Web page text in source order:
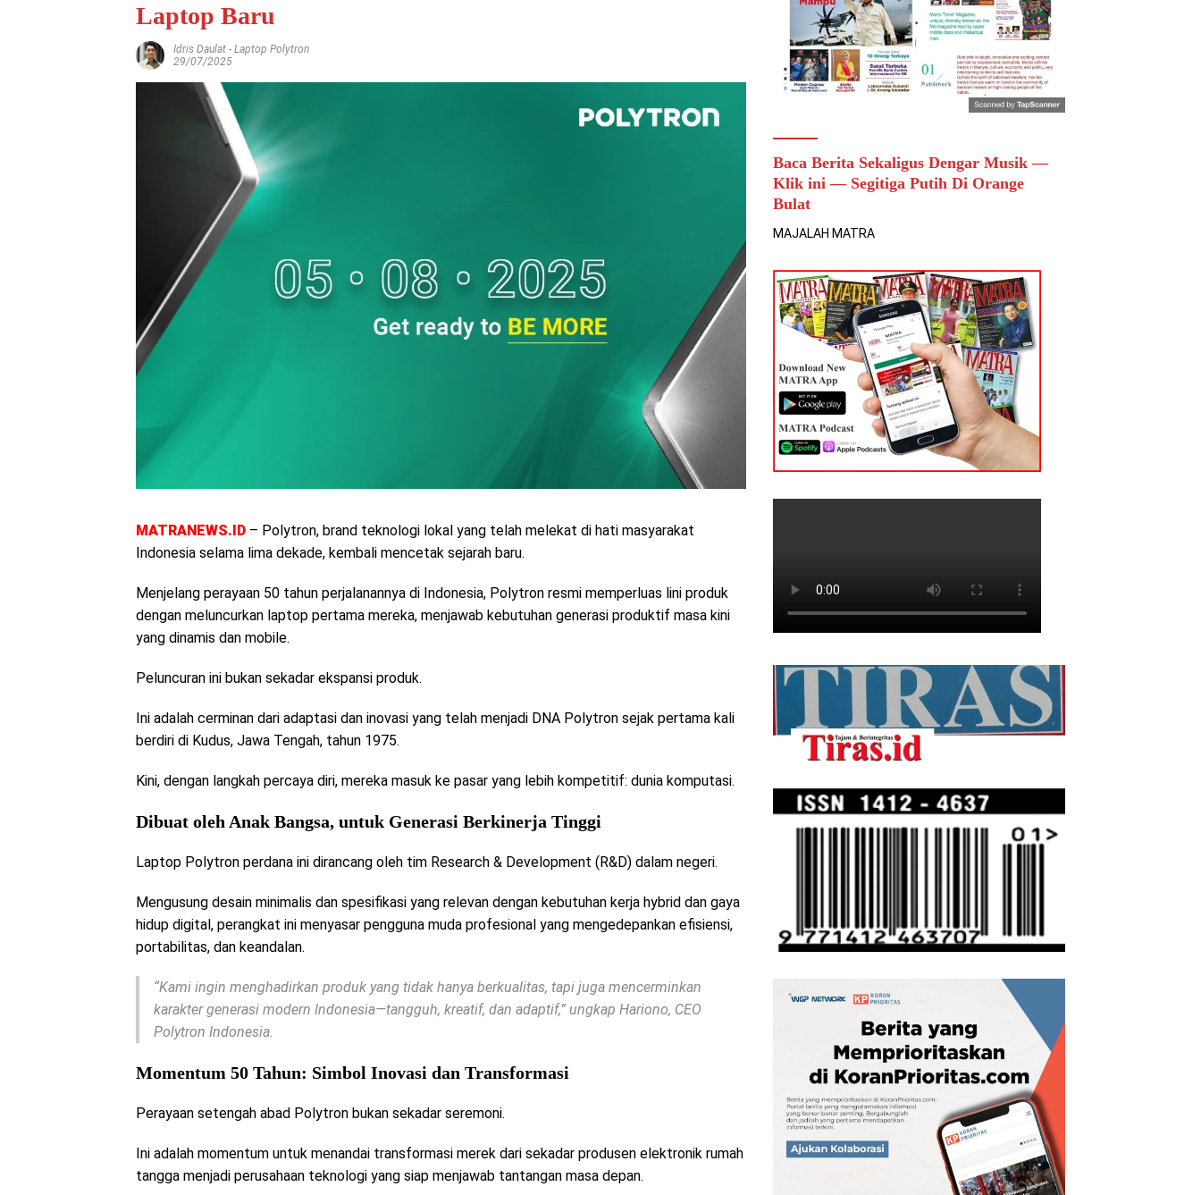
Laptop Baru
Idris Daulat - Laptop Polytron
29/07/2025
MATRANEWS.ID – Polytron, brand teknologi lokal yang telah melekat di hati masyarakat
Indonesia selama lima dekade, kembali mencetak sejarah baru.
Menjelang perayaan 50 tahun perjalanannya di Indonesia, Polytron resmi memperluas lini produk
dengan meluncurkan laptop pertama mereka, menjawab kebutuhan generasi produktif masa kini
yang dinamis dan mobile.
Peluncuran ini bukan sekadar ekspansi produk.
Ini adalah cerminan dari adaptasi dan inovasi yang telah menjadi DNA Polytron sejak pertama kali
berdiri di Kudus, Jawa Tengah, tahun 1975.
Kini, dengan langkah percaya diri, mereka masuk ke pasar yang lebih kompetitif: dunia komputasi.
Dibuat oleh Anak Bangsa, untuk Generasi Berkinerja Tinggi
Laptop Polytron perdana ini dirancang oleh tim Research & Development (R&D) dalam negeri.
Mengusung desain minimalis dan spesifikasi yang relevan dengan kebutuhan kerja hybrid dan gaya
hidup digital, perangkat ini menyasar pengguna muda profesional yang mengedepankan efisiensi,
portabilitas, dan keandalan.
“Kami ingin menghadirkan produk yang tidak hanya berkualitas, tapi juga mencerminkan
karakter generasi modern Indonesia—tangguh, kreatif, dan adaptif,” ungkap Hariono, CEO
Polytron Indonesia.
Momentum 50 Tahun: Simbol Inovasi dan Transformasi
Perayaan setengah abad Polytron bukan sekadar seremoni.
Ini adalah momentum untuk menandai transformasi merek dari sekadar produsen elektronik rumah
tangga menjadi perusahaan teknologi yang siap menjawab tantangan masa depan.
Baca Berita Sekaligus Dengar Musik —
Klik ini — Segitiga Putih Di Orange
Bulat
MAJALAH MATRA